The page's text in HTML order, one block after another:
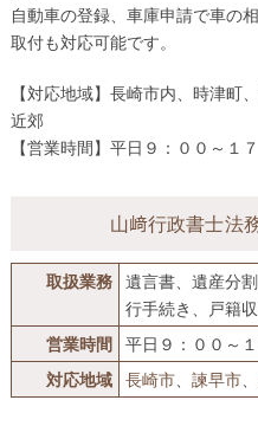
自動車の登録、車庫申請で車の
取付も対応可能です。
【対応地域】長崎市内、時津町
近郊
【営業時間】平日９：００～１
山﨑行政書士法
取扱業務 遺言書、遺産分
行手続き、戸籍
営業時間 平日９：００～
対応地域 長崎市、 諫早市、